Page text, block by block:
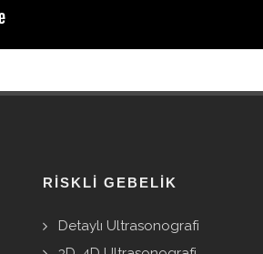
RISKLI GEBELIK
Detaylı Ultrasonografi